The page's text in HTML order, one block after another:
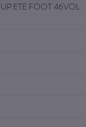
ETE FOOT 46VOL